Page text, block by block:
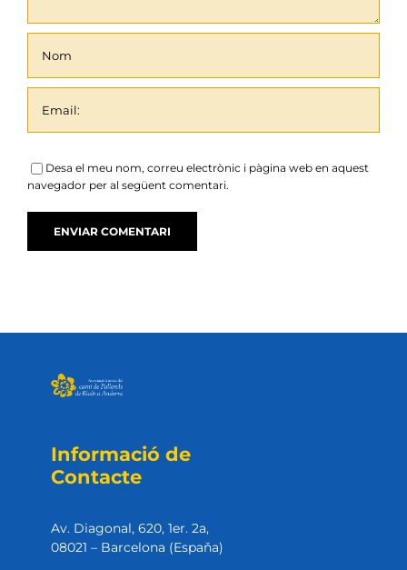
Desa el meu nom, correu electrònic i pàgina web en aquest
navegador per al següent comentari.
Informació de
Contacte
Av. Diagonal, 620, 1er. 2a,
08021 – Barcelona (Espaňa)